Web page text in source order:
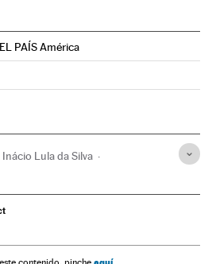
PAÍS América
Instagram
Inácio Lula da Silva